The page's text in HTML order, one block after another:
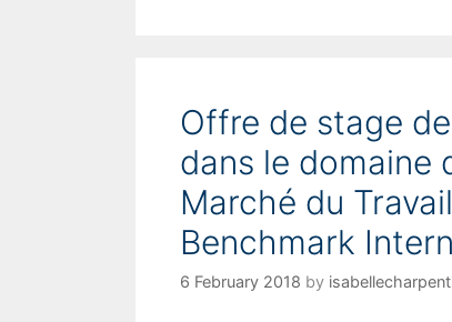
r
e
s
Offre de stage
dans le domaine
Marché du
Benchmark
6 February 2018 by